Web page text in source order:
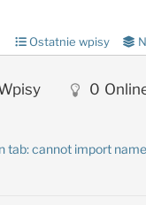
Ostatnie wpisy
0
tab: cannot import